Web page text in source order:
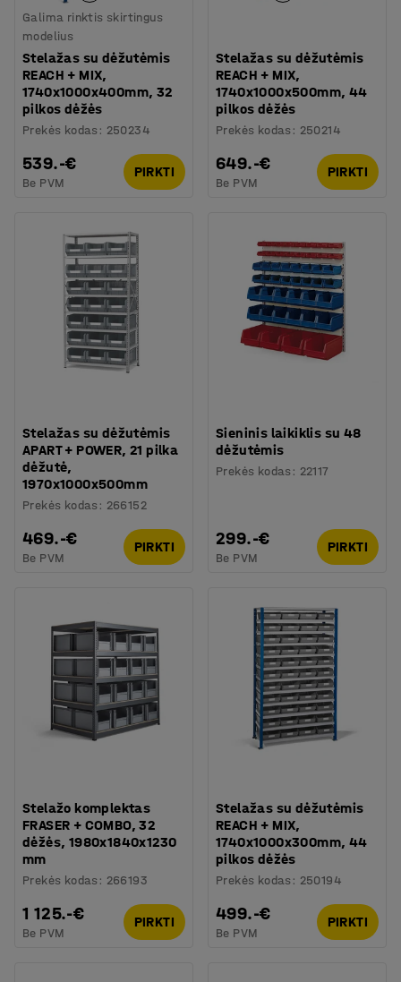
Galima rinktis skirtingus
modelius
Stelažas su dėžutėmis
REACH + MIX,
1740x1000x400mm, 32
pilkos dėžės
Prekės kodas : 250234
539.-€
Be PVM
PIRKTI
Stelažas su dėžutėmis
REACH + MIX,
1740x1000x500mm, 44
pilkos dėžės
Prekės kodas : 250214
649.-€
Be PVM
PIRKTI
Stelažas su dėžutėmis
APART + POWER, 21 pilka
dėžutė,
1970x1000x500mm
Prekės kodas : 266152
469.-€
Be PVM
PIRKTI
Sieninis laikiklis su 48
dėžutėmis
Prekės kodas : 22117
299.-€
Be PVM
PIRKTI
Stelažo komplektas
FRASER + COMBO, 32
dėžės, 1980x1840x1230
mm
Prekės kodas : 266193
1 125.-€
Be PVM
PIRKTI
Stelažas su dėžutėmis
REACH + MIX,
1740x1000x300mm, 44
pilkos dėžės
Prekės kodas : 250194
499.-€
Be PVM
PIRKTI